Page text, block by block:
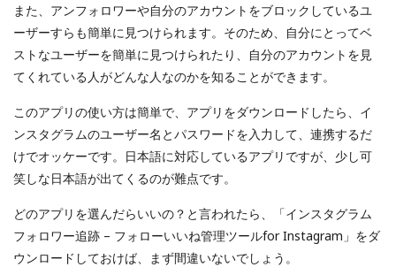
また、アンフォロワーや自分のアカウントをブロックしているユ
ーザーすらも簡単に見つけられます。そのため、自分にとってベ
ストなユーザーを簡単に見つけられたり、自分のアカウントを見
てくれている人がどんな人なのかを知ることができます。
このアプリの使い方は簡単で、アプリをダウンロードしたら、イ
ンスタグラムのユーザー名とパスワードを入力して、連携するだ
けでオッケーです。日本語に対応しているアプリですが、少し可
笑しな日本語が出てくるのが難点です。
どのアプリを選んだらいいの？と言われたら、「インスタグラム
フォロワー追跡 – フォローいいね管理ツールfor Instagram」をダ
ウンロードしておけば、まず間違いないでしょう。